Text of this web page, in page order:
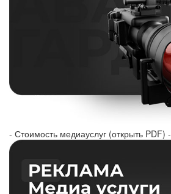
- Стоимость медиауслуг (открыть PDF) -